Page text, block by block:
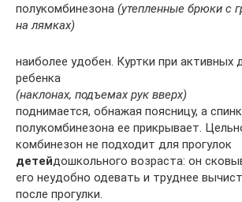
полукомбинезона (утепленные брюки с
на лямках)
наиболее удобен. Куртки при активных
ребенка
(наклонах, подъемах рук вверх)
поднимается, обнажая поясницу, а
полукомбинезона ее прикрывает.
комбинезон не подходит для прогулок
детейдошкольного возраста: он
его неудобно одевать и труднее
после прогулки.